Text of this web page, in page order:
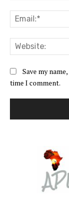
Save my
time I comment.